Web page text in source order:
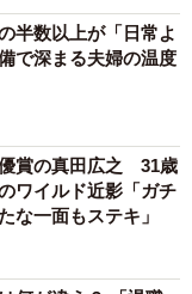
半数以上が「日常よ
で深まる夫婦の温度
賞の真田広之 31歳
ワイルド近影「ガチ
な一面もステキ」